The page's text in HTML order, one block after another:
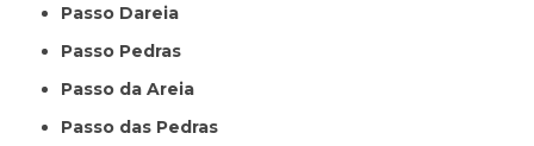
Passo Dareia
Passo Pedras
Passo da Areia
Passo das Pedras